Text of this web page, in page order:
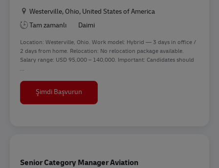
Konum
Westerville, Ohio, United States of America
Tam zamanlı
Daimi
Location: Westerville, Ohio. Work model: Hybrid — 3 days in office /
2 days from home. Relocation: No relocation package available.
Salary range: USD 95,000 – 140,000. Important: Candidates should
...
Şimdi Başvurun
Senior Category Manager Aviation